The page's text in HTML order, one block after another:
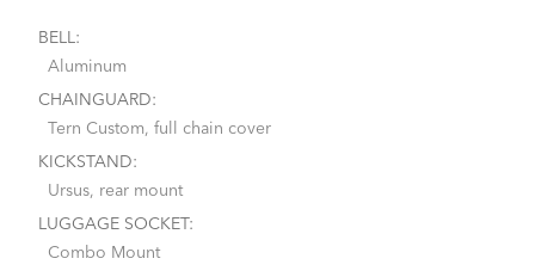
BELL:
Aluminum
CHAINGUARD:
Tern Custom, full chain cover
KICKSTAND:
Ursus, rear mount
LUGGAGE SOCKET:
Combo Mount